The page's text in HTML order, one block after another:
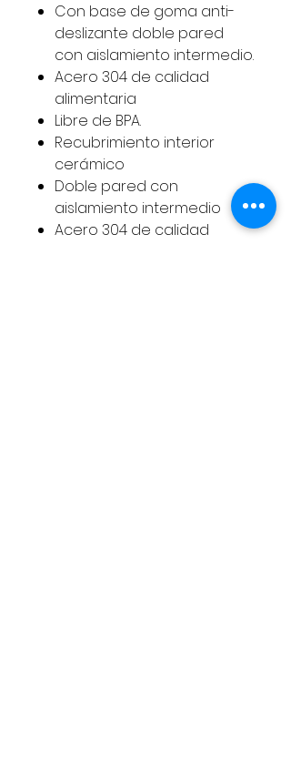
Con base de goma anti-
deslizante doble pared
con aislamiento intermedio.
Acero 304 de calidad
alimentaria
Libre de BPA.
Recubrimiento interior
cerámico
Doble pared con
aislamiento intermedio
Acero 304 de calidad